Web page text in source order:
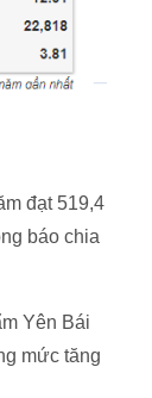
đạt 519,4
báo chia
Yên Bái
mức tăng